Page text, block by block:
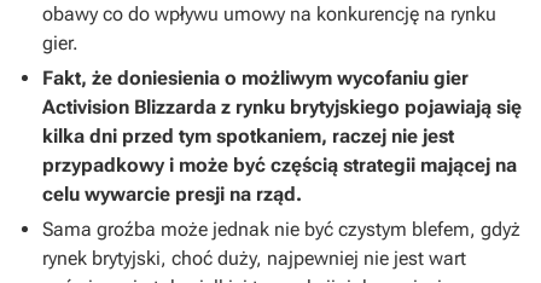
obawy co do wpływu umowy na konkurencję na rynku
gier.
Fakt, że doniesienia o możliwym wycofaniu gier
Activision Blizzarda z rynku brytyjskiego pojawiają się
kilka dni przed tym spotkaniem, raczej nie jest
przypadkowy i może być częścią strategii mającej na
celu wywarcie presji na rząd.
Sama groźba może jednak nie być czystym blefem, gdyż
rynek brytyjski, choć duży, najpewniej nie jest wart